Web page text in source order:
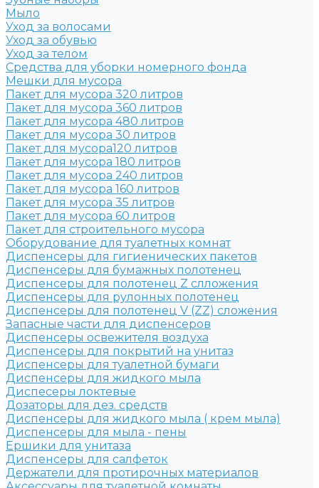
Мыло
Уход за волосами
Уход за обувью
Уход за телом
Средства для уборки номерного фонда
Мешки для мусора
Пакет для мусора 320 литров
Пакет для мусора 360 литров
Пакет для мусора 480 литров
Пакет для мусора 30 литров
Пакет для мусора120 литров
Пакет для мусора 180 литров
Пакет для мусора 240 литров
Пакет для мусора 160 литров
Пакет для мусора 35 литров
Пакет для мусора 60 литров
Пакет для строительного мусора
Оборудование для туалетных комнат
Диспенсеры для гигиенических пакетов
Диспенсеры для бумажных полотенец
Диспенсеры для полотенец Z слложения
Диспенсеры для рулонных полотенец
Диспенсеры для полотенец V (ZZ) сложения
Запасные части для диспенсеров
Диспенсеры освежителя воздуха
Диспенсеры для покрытий на унитаз
Диспенсеры для туалетной бумаги
Диспенсеры для жидкого мыла
Диспесеры локтевые
Дозаторы для дез. средств
Диспенсеры для жидкого мыла ( крем мыла)
Диспенсеры для мыла - пены
Ершики для унитаза
Диспенсеры для салфеток
Держатели для протирочных материалов